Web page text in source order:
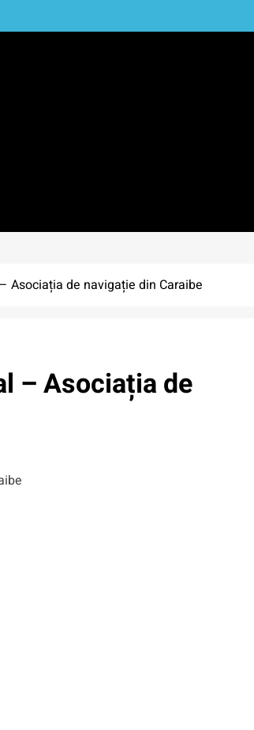
Asociația de navigație din Caraibe
– Asociația de